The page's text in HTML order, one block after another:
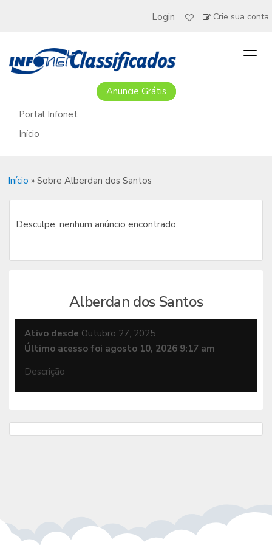
Login Crie sua conta
Anuncie Grátis
Portal Infonet
Início
Início » Sobre Alberdan dos Santos
Desculpe, nenhum anúncio encontrado.
Alberdan dos Santos
Ativo desde Outubro 27, 2025
Último acesso foi agosto 10, 2026 9:17 am
Descrição